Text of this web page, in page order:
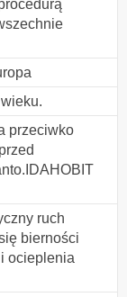
przeciwko
ruch
bierności
ocieplenia